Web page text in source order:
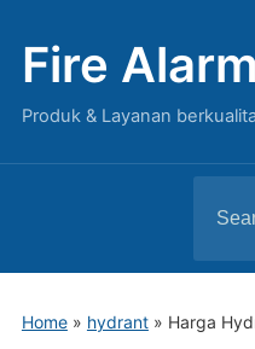
Fire
Produk & Layanan
for:
Home» hydrant» Harga